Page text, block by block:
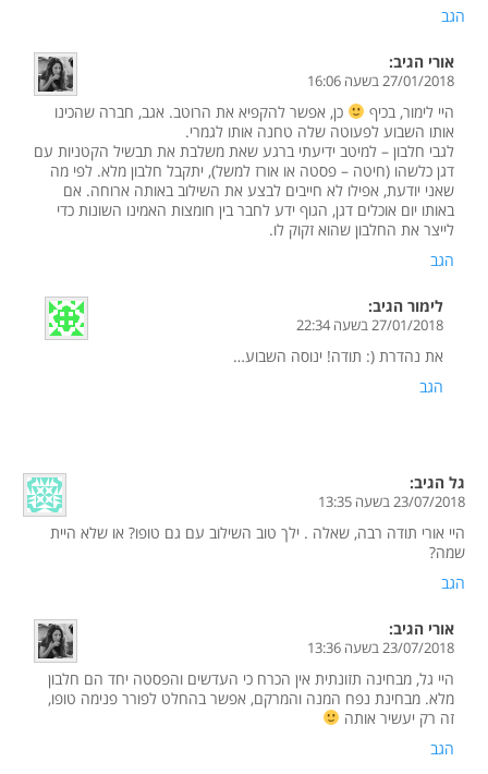
הגב
אורי הגיב:
27/01/2018 בשעה 16:06
היי לימור, בכיף
כן, אפשר להקפיא את הרוטב. אגב, חברה שהכינו
אותו השבוע לפעוטה שלה טחנה אותו לגמרי.
לגבי חלבון – למיטב ידיעתי ברגע שאת משלבת את תבשיל הקטניות עם
דגן כלשהו (חיטה – פסטה או אורז למשל), יתקבל חלבון מלא. לפי מה
שאני יודעת, אפילו לא חייבים לבצע את השילוב באותה ארוחה. אם
באותו יום אוכלים דגן, הגוף ידע לחבר בין חומצות האמינו השונות כדי
לייצר את החלבון שהוא זקוק לו.
הגב
לימור הגיב:
27/01/2018 בשעה 22:34
את נהדרת (: תודה! ינוסה השבוע…
הגב
גל הגיב:
23/07/2018 בשעה 13:35
היי אורי תודה רבה, שאלה . ילך טוב השילוב עם גם טופו? או שלא היית
שמה?
הגב
אורי הגיב:
23/07/2018 בשעה 13:36
היי גל, מבחינה תזונתית אין הכרח כי העדשים והפסטה יחד הם חלבון
מלא. מבחינת נפח המנה והמרקם, אפשר בהחלט לפורר פנימה טופו,
זה רק יעשיר אותה
הגב